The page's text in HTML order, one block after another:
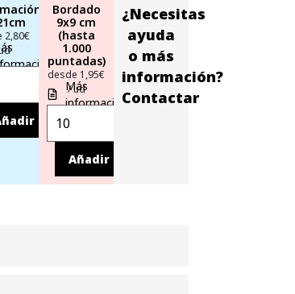
2,80€
Bordado
9x9 cm
(hasta
1.000
puntadas)
desde 1,95€
/ ud
Más
información
Añadir
¿Necesitas
ayuda
o más
información?
Contactar